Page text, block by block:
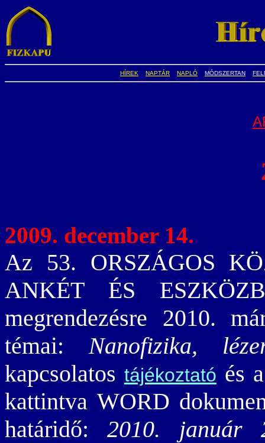
HÍREK NAPTÁR NAPLÓ MÓDSZERTAN
2009. december 14.
Az 53. ORSZÁGOS
ANKÉT ÉS
megrendezésre 2010.
témai:Nanofizika,
kapcsolatos tájékoztató és
kattintva WORD
határidő:2010. január